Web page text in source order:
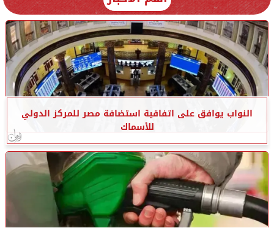
النواب يوافق على اتفاقية استضافة مصر للمركز الدولي
للأسماك